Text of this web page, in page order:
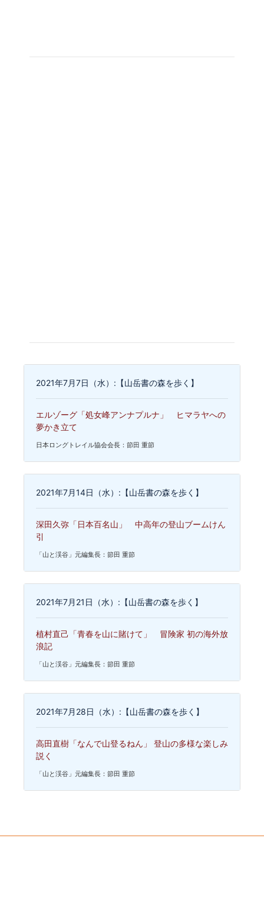
2021年7月7日（水）:【山岳書の森を歩く】
エルゾーグ「処女峰アンナプルナ」 ヒマラヤへの
夢かき立て
日本ロングトレイル協会会長：節田 重節
2021年7月14日（水）:【山岳書の森を歩く】
深田久弥「日本百名山」 中高年の登山ブームけん
引
「山と渓谷」元編集長：節田 重節
2021年7月21日（水）:【山岳書の森を歩く】
植村直己「青春を山に賭けて」 冒険家 初の海外放
浪記
「山と渓谷」元編集長：節田 重節
2021年7月28日（水）:【山岳書の森を歩く】
高田直樹「なんで山登るねん」 登山の多様な楽しみ
説く
「山と渓谷」元編集長：節田 重節